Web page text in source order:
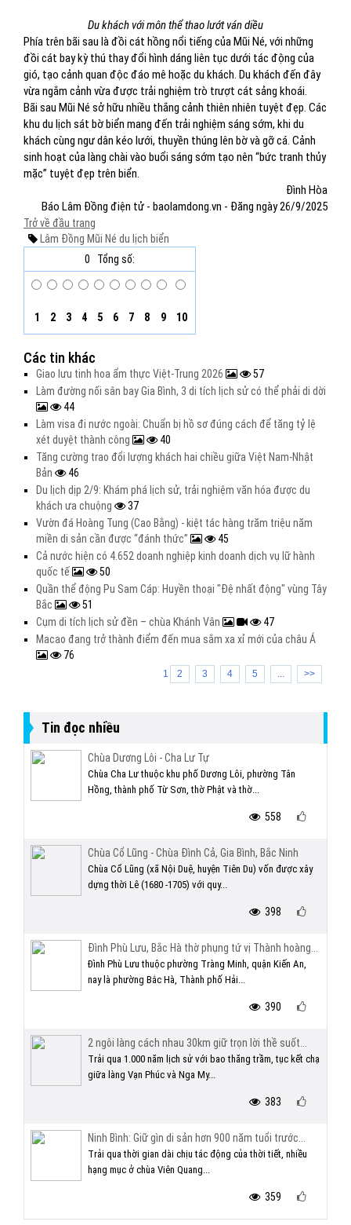
Du khách với môn thể thao lướt ván diều
Phía trên bãi sau là đồi cát hồng nổi tiếng của Mũi Né, với những
đồi cát bay kỳ thú thay đổi hình dáng liên tục dưới tác động của
gió, tạo cảnh quan độc đáo mê hoặc du khách. Du khách đến đây
vừa ngắm cảnh vừa được trải nghiệm trò trượt cát sảng khoái.
Bãi sau Mũi Né sở hữu nhiều thắng cảnh thiên nhiên tuyệt đẹp. Các
khu du lịch sát bờ biển mang đến trải nghiệm sáng sớm, khi du
khách cùng ngư dân kéo lưới, thuyền thúng lên bờ và gỡ cá. Cảnh
sinh hoạt của làng chài vào buổi sáng sớm tạo nên “bức tranh thủy
mặc” tuyệt đẹp trên biển.
Đình Hòa
Báo Lâm Đồng điện tử - baolamdong.vn - Đăng ngày 26/9/2025
Trở về đầu trang
Lâm Đồng Mũi Né du lịch biển
0
Tổng số:
1 2 3 4 5 6 7 8 9 10
Các tin khác
Giao lưu tinh hoa ẩm thực Việt-Trung 2026
57
Làm đường nối sân bay Gia Bình, 3 di tích lịch sử có thể phải di dời
44
Làm visa đi nước ngoài: Chuẩn bị hồ sơ đúng cách để tăng tỷ lệ
xét duyệt thành công
40
Tăng cường trao đổi lượng khách hai chiều giữa Việt Nam-Nhật
Bản
46
Du lịch dịp 2/9: Khám phá lịch sử, trải nghiệm văn hóa được du
khách ưa chuộng
37
Vườn đá Hoàng Tung (Cao Bằng) - kiệt tác hàng trăm triệu năm
miền di sản cần được “đánh thức”
45
Cả nước hiện có 4.652 doanh nghiệp kinh doanh dịch vụ lữ hành
quốc tế
50
Quần thể động Pu Sam Cáp: Huyền thoại "Đệ nhất động" vùng Tây
Bắc
51
Cụm di tích lịch sử đền – chùa Khánh Vân
47
Macao đang trở thành điểm đến mua sắm xa xỉ mới của châu Á
76
1 2 3 4 5 ... >>
Tin đọc nhiều
Chùa Dương Lôi - Cha Lư Tự
Chùa Cha Lư thuộc khu phố Dương Lôi, phường Tân
Hồng, thành phố Từ Sơn, thờ Phật và thờ...
558
Chùa Cổ Lũng - Chùa Đình Cả, Gia Bình, Bắc Ninh
Chùa Cổ Lũng (xã Nội Duệ, huyện Tiên Du) vốn được xây
dựng thời Lê (1680 -1705) với quy...
398
Đình Phù Lưu, Bắc Hà thờ phụng tứ vị Thành hoàng...
Đình Phù Lưu thuộc phường Tràng Minh, quận Kiến An,
nay là phường Bắc Hà, Thành phố Hải...
390
2 ngôi làng cách nhau 30km giữ trọn lời thề suốt...
Trải qua 1.000 năm lịch sử với bao thăng trầm, tục kết chạ
giữa làng Vạn Phúc và Nga My...
383
Ninh Bình: Giữ gìn di sản hơn 900 năm tuổi trước...
Trải qua thời gian dài chịu tác động của thời tiết, nhiều
hạng mục ở chùa Viên Quang...
359